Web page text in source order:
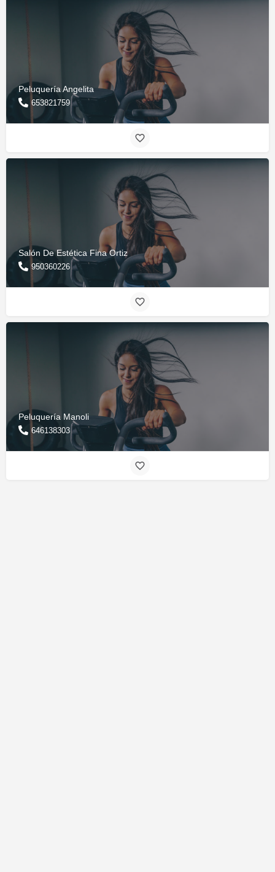
Peluquería Angelita
653821759
Salón De Estética Fina Ortiz
950360226
Peluquería Manoli
646138303